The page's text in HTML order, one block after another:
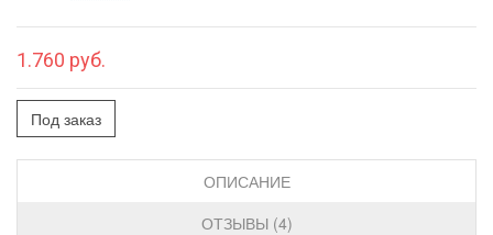
1.760 руб.
Под заказ
ОПИСАНИЕ
ОТЗЫВЫ (4)